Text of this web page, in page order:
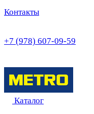
Контакты
+7 (978) 607-09-59
Каталог